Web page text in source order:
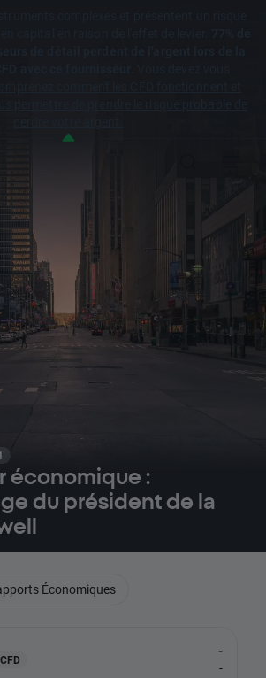
économique :
du président de la
CFD
-
-
Économiques